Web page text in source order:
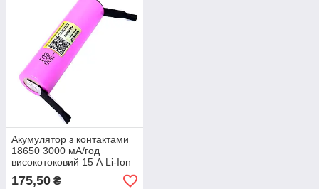
Акумулятор з контактами
18650 3000 мА/год
високотоковий 15 А Li-Ion
Liitokala ICR18650-Q30
175,50 ₴